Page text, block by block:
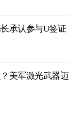
承认参与U签证
美军激光武器迈